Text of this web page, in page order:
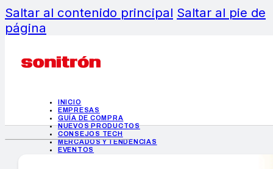
Saltar al contenido principal Saltar al pie de
página
INICIO
EMPRESAS
GUÍA DE COMPRA
NUEVOS PRODUCTOS
CONSEJOS TECH
MERCADOS Y TENDENCIAS
EVENTOS